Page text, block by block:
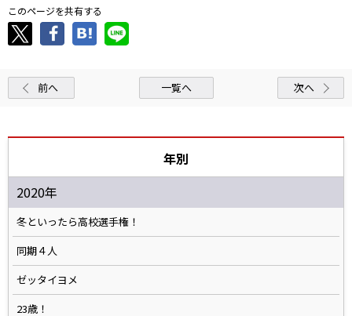
このページを共有する
前へ 一覧へ 次へ
年別
2020年
冬といったら高校選手権！
同期４人
ゼッタイヨメ
23歳！